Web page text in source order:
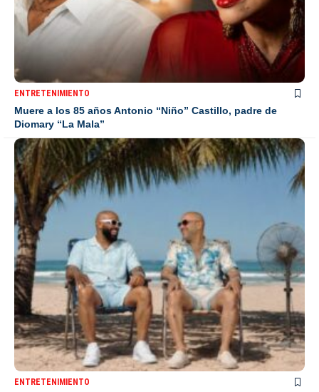
ENTRETENIMIENTO
Muere a los 85 años Antonio “Niño” Castillo, padre de
Diomary “La Mala”
ENTRETENIMIENTO